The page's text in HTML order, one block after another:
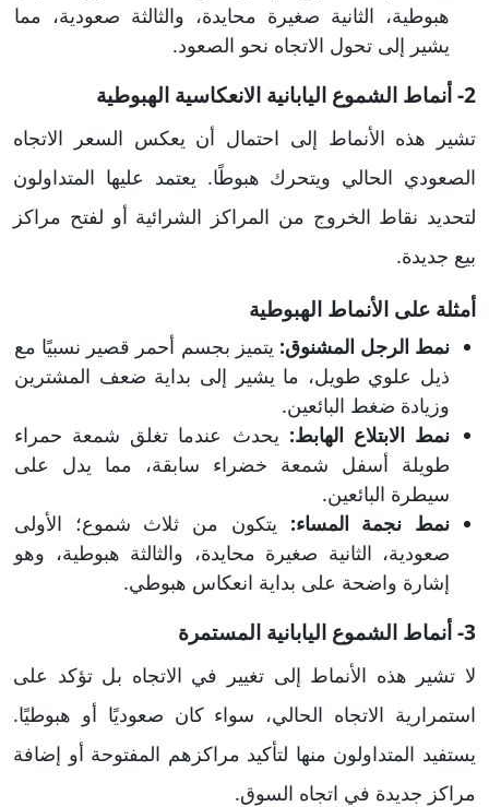
هبوطية، الثانية صغيرة محايدة، والثالثة صعودية، مما
يشير إلى تحول الاتجاه نحو الصعود.
2- أنماط الشموع اليابانية الانعكاسية الهبوطية
تشير هذه الأنماط إلى احتمال أن يعكس السعر الاتجاه
الصعودي الحالي ويتحرك هبوطًا. يعتمد عليها المتداولون
لتحديد نقاط الخروج من المراكز الشرائية أو لفتح مراكز
بيع جديدة.
أمثلة على الأنماط الهبوطية
نمط الرجل المشنوق: يتميز بجسم أحمر قصير نسبيًا مع
ذيل علوي طويل، ما يشير إلى بداية ضعف المشترين
وزيادة ضغط البائعين.
نمط الابتلاع الهابط: يحدث عندما تغلق شمعة حمراء
طويلة أسفل شمعة خضراء سابقة، مما يدل على
سيطرة البائعين.
نمط نجمة المساء: يتكون من ثلاث شموع؛ الأولى
صعودية، الثانية صغيرة محايدة، والثالثة هبوطية، وهو
إشارة واضحة على بداية انعكاس هبوطي.
3- أنماط الشموع اليابانية المستمرة
لا تشير هذه الأنماط إلى تغيير في الاتجاه بل تؤكد على
استمرارية الاتجاه الحالي، سواء كان صعوديًا أو هبوطيًا.
يستفيد المتداولون منها لتأكيد مراكزهم المفتوحة أو إضافة
مراكز جديدة في اتجاه السوق.